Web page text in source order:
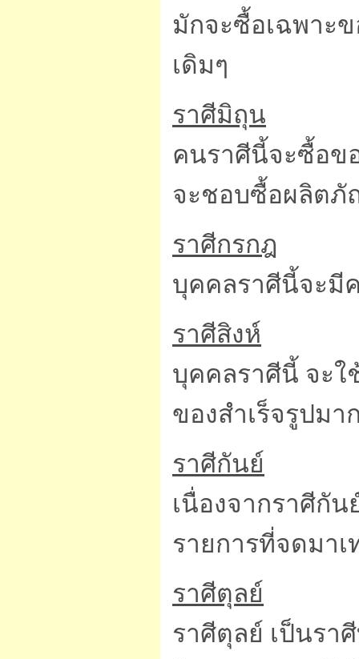
มักจะซื้อเฉพาะ
เดิมๆ
ราศีมิถุน
คนราศีนี้จะซื้อข
จะชอบซื้อผลิตภั
ราศีกรกฎ
บุคคลราศีนี้จะมี
ราศีสิงห์
บุคคลราศีนี้ จะใ
ของสำเร็จรูปมา
ราศีกันย์
เนื่องจากราศีกั
รายการที่จดมา
ราศีตุลย์
ราศีตุลย์ เป็นรา